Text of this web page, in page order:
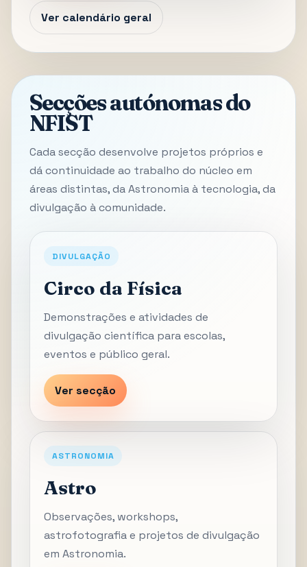
Ver calendário geral
Secções autónomas do
NFIST
Cada secção desenvolve projetos próprios e
dá continuidade ao trabalho do núcleo em
áreas distintas, da Astronomia à tecnologia, da
divulgação à comunidade.
DIVULGAÇÃO
Circo da Física
Demonstrações e atividades de
divulgação científica para escolas,
eventos e público geral.
Ver secção
ASTRONOMIA
Astro
Observações, workshops,
astrofotografia e projetos de divulgação
em Astronomia.